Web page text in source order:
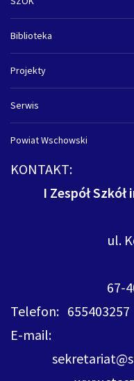
Biblioteka
Projekty
Serwis
Powiat Wschowski
KONTAKT:
I Zespół
ul.
67-
Telefon: 655403257
E-mail: